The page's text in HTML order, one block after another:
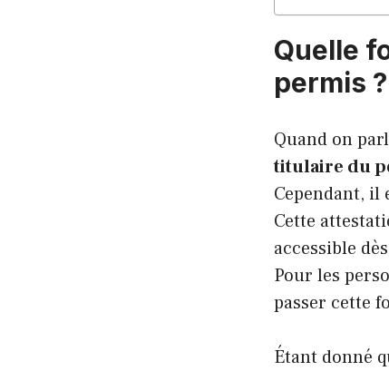
Quelle
permis ?
Quand on
titulaire du
Cependant, il
Cette
accessible dès
Pour les
passer cette
Étant donné